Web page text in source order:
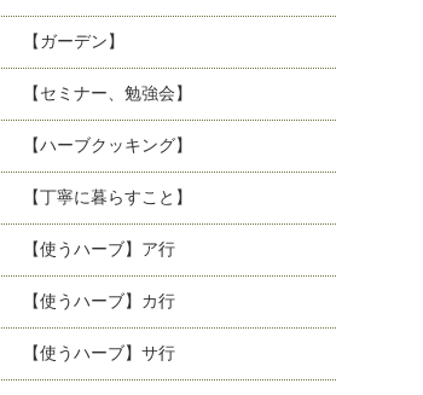
【ガーデン】
【セミナー、勉強会】
【ハーブクッキング】
【丁寧に暮らすこと】
【使うハーブ】ア行
【使うハーブ】カ行
【使うハーブ】サ行